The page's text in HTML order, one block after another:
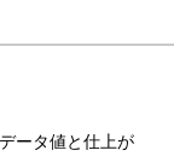
ータ値と仕上が